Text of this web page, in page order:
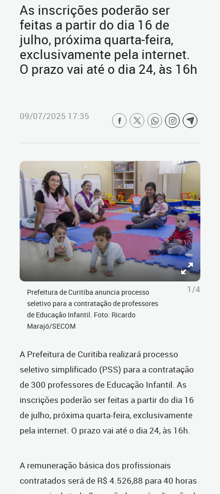
As inscrições poderão ser
feitas a partir do dia 16 de
julho, próxima quarta-feira,
exclusivamente pela internet.
O prazo vai até o dia 24, às 16h
09/07/2025 17:35
Prefeitura de Curitiba anuncia processo
seletivo para a contratação de professores
de Educação Infantil. Foto: Ricardo
Marajó/SECOM
1/4
A Prefeitura de Curitiba realizará processo
seletivo simplificado (PSS) para a contratação
de 300 professores de Educação Infantil. As
inscrições poderão ser feitas a partir do dia 16
de julho, próxima quarta-feira, exclusivamente
pela internet. O prazo vai até o dia 24, às 16h.
A remuneração básica dos profissionais
contratados será de R$ 4.526,88 para 40 horas